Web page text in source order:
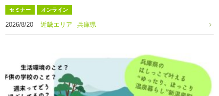
セミナー オンライン
2026/8/20 近畿エリア 兵庫県